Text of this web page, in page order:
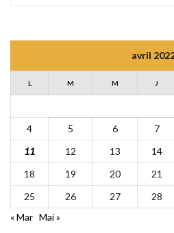
avril
L M M J
4
5 6 7
11
12 13 14
18
19 20 21
25
26 27 28
« Mar Mai »